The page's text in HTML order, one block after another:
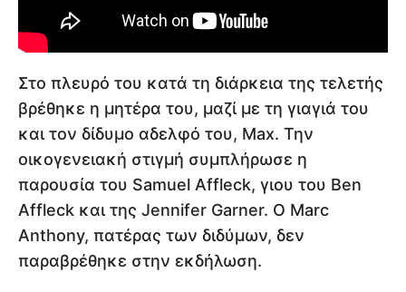
Στο πλευρό του κατά τη διάρκεια της τελετής
βρέθηκε η μητέρα του, μαζί με τη γιαγιά του
και τον δίδυμο αδελφό του, Max. Την
οικογενειακή στιγμή συμπλήρωσε η
παρουσία του Samuel Affleck, γιου του Ben
Affleck και της Jennifer Garner. Ο Marc
Anthony, πατέρας των διδύμων, δεν
παραβρέθηκε στην εκδήλωση.